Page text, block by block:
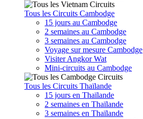
Tous les Circuits Cambodge
15 jours au Cambodge
2 semaines au Cambodge
3 semaines au Cambodge
Voyage sur mesure Cambodge
Visiter Angkor Wat
Mini-circuits au Cambodge
Tous les Circuits Thaïlande
15 jours en Thaïlande
2 semaines en Thaïlande
3 semaines en Thaïlande